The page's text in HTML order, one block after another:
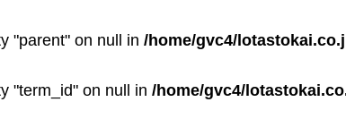
"parent" on null in /home/gvc4/
"term_id" on null in /home/gvc4/